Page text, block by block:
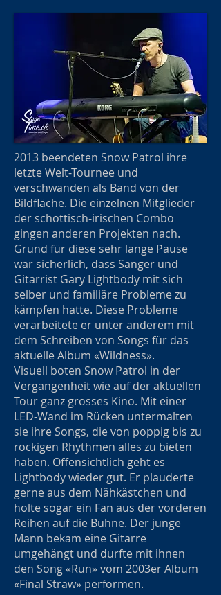
2013 beendeten Snow Patrol ihre
letzte Welt-Tournee und
verschwanden als Band von der
Bildfläche. Die einzelnen Mitglieder
der schottisch-irischen Combo
gingen anderen Projekten nach.
Grund für diese sehr lange Pause
war sicherlich, dass Sänger und
Gitarrist Gary Lightbody mit sich
selber und familiäre Probleme zu
kämpfen hatte. Diese Probleme
verarbeitete er unter anderem mit
dem Schreiben von Songs für das
aktuelle Album «Wildness».
Visuell boten Snow Patrol in der
Vergangenheit wie auf der aktuellen
Tour ganz grosses Kino. Mit einer
LED-Wand im Rücken untermalten
sie ihre Songs, die von poppig bis zu
rockigen Rhythmen alles zu bieten
haben. Offensichtlich geht es
Lightbody wieder gut. Er plauderte
gerne aus dem Nähkästchen und
holte sogar ein Fan aus der vorderen
Reihen auf die Bühne. Der junge
Mann bekam eine Gitarre
umgehängt und durfte mit ihnen
den Song «Run» vom 2003er Album
«Final Straw» performen.